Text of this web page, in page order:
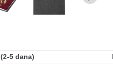
(2-5 dana)